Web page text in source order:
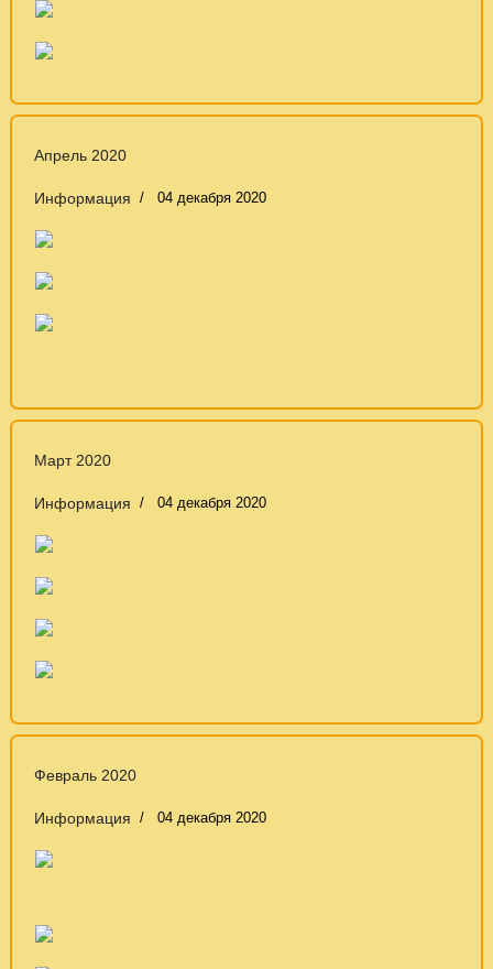
Апрель 2020
Информация 04 декабря 2020
Март 2020
Информация 04 декабря 2020
Февраль 2020
Информация 04 декабря 2020